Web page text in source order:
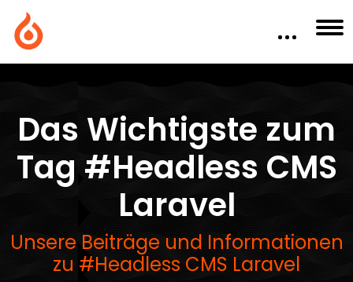
Das Wichtigste zum
Tag #Headless CMS
Laravel
Unsere Beiträge und Informationen
zu #Headless CMS Laravel